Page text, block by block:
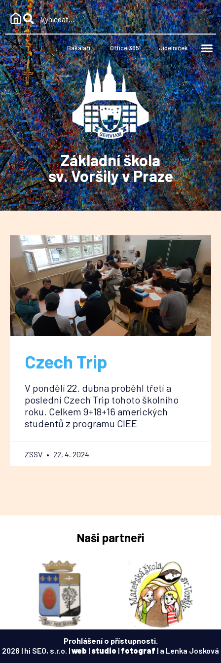
Bakaláři Office 365 Jídelníček
Základní škola
sv. Voršily v Praze
Czech Trip
V pondělí 22. dubna proběhl třetí a
poslední Czech Trip tohoto školního
roku. Celkem 9+18+16 amerických
studentů z programu CIEE
ZSSV 22. 4. 2024
Naši partneři
Prohlášení o přístupnosti.
2026 | hi SEO, s.r.o. |web | studio | fotograf | a Lenka Josková